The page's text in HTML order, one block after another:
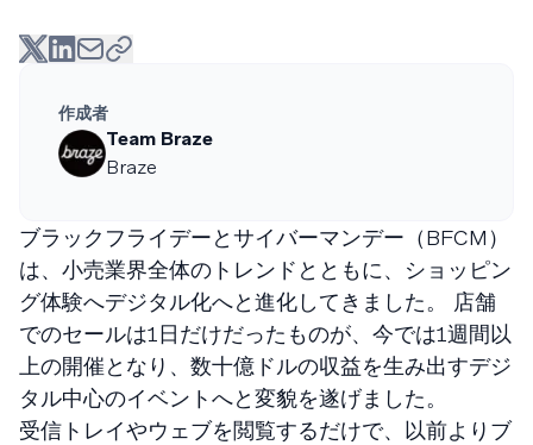
作成者
Team Braze
Braze
ブラックフライデーとサイバーマンデー（BFCM）
は、小売業界全体のトレンドとともに、ショッピン
グ体験へデジタル化へと進化してきました。 店舗
でのセールは1日だけだったものが、今では1週間以
上の開催となり、数十億ドルの収益を生み出すデジ
タル中心のイベントへと変貌を遂げました。
受信トレイやウェブを閲覧するだけで、以前よりブ